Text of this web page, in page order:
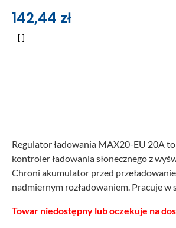
142,44 zł
Regulator ładowania MAX20-EU 20A
kontroler ładowania słonecznego z
Chroni akumulator przed
nadmiernym rozładowaniem. Pracuje
Towar niedostępny lub oczekuje na